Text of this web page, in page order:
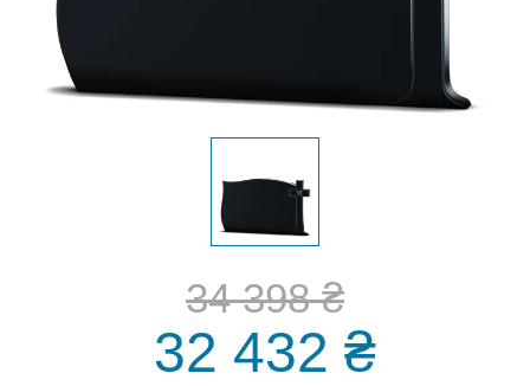
34 398 ₴
32 432 ₴